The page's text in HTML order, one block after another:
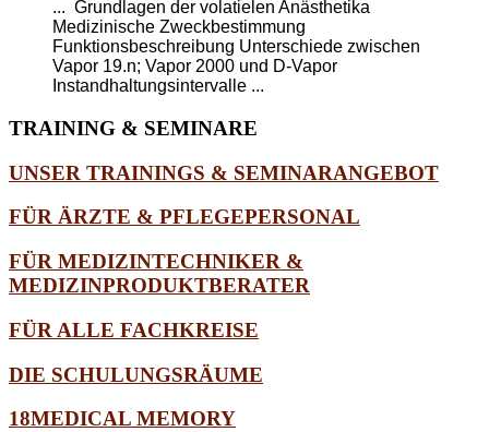
... Grundlagen der volatielen Anästhetika
Medizinische Zweckbestimmung
Funktionsbeschreibung Unterschiede zwischen
Vapor 19.n; Vapor 2000 und D-Vapor
Instandhaltungsintervalle ...
TRAINING & SEMINARE
UNSER TRAININGS & SEMINARANGEBOT
FÜR ÄRZTE & PFLEGEPERSONAL
FÜR MEDIZINTECHNIKER &
MEDIZINPRODUKTBERATER
FÜR ALLE FACHKREISE
DIE SCHULUNGSRÄUME
18MEDICAL MEMORY